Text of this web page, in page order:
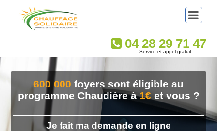
04 28 29 71 47
Service et appel gratuit
600 000 foyers sont éligible au
programme Chaudière à1€et vous ?
Je fait ma demande en ligne